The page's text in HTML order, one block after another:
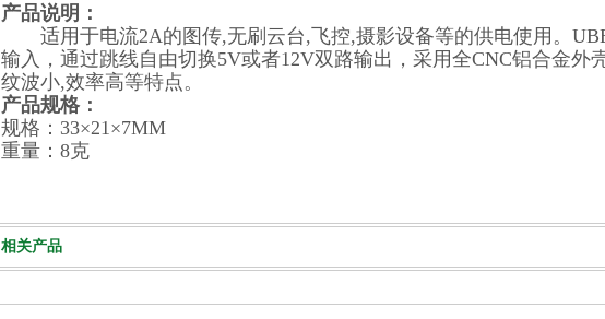
产品说明：
适用于电流2A的图传,无刷云台,飞控,摄影设备等的供电使用。
输入，通过跳线自由切换5V或者12V双路输出，采用全CNC铝合金外
纹波小,效率高等特点。
产品规格：
规格：33×21×7MM
重量：8克
相关产品